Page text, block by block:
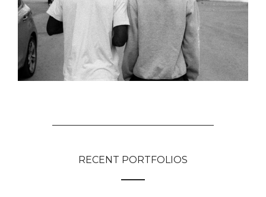
RECENT PORTFOLIOS